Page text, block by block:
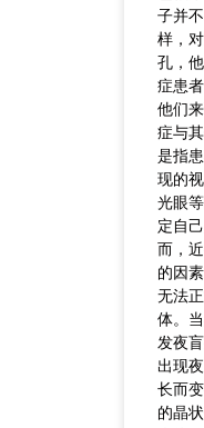
子并
样，
孔，
症患
他们
症与
是指
现的
光眼
定自
而，
的因
无法
体。
发夜
出现
长而
的晶